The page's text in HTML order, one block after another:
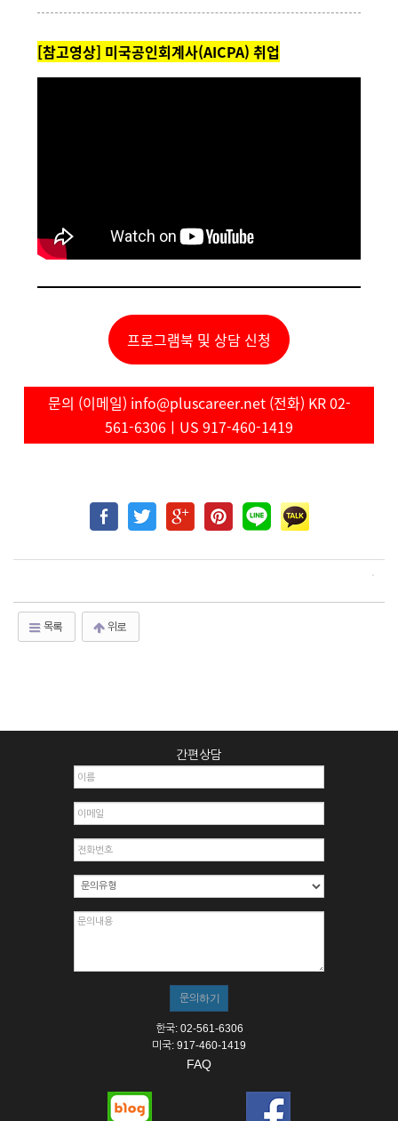
[참고영상] 미국공인회계사(AICPA) 취업
프로그램북 및 상담 신청
문의 (이메일) info@pluscareer.net (전화) KR 02-
561-6306ㅣUS 917-460-1419
목록 위로
간편상담
한국: 02-561-6306
미국: 917-460-1419
FAQ